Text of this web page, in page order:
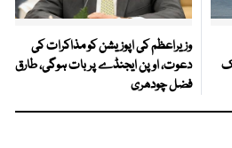
وزیراعظم کی اپوزیشن کو مذاکرات کی
دعوت، اوپن ایجنڈے پر بات ہوگی، طارق
فضل چودھری